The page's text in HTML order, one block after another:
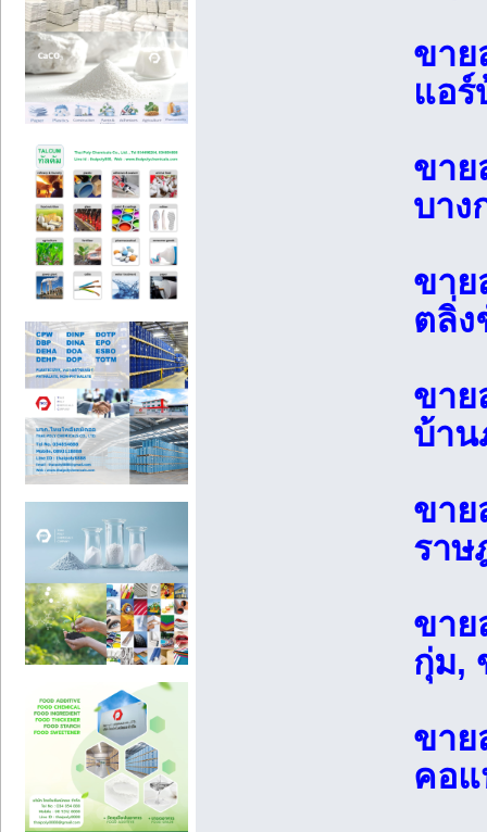
ขาย
แอร์
ขาย
บาง
ขาย
ตลิ่ง
ขาย
บ้าน
ขาย
ราษ
ขาย
กุ่ม,
ขาย
คอแ